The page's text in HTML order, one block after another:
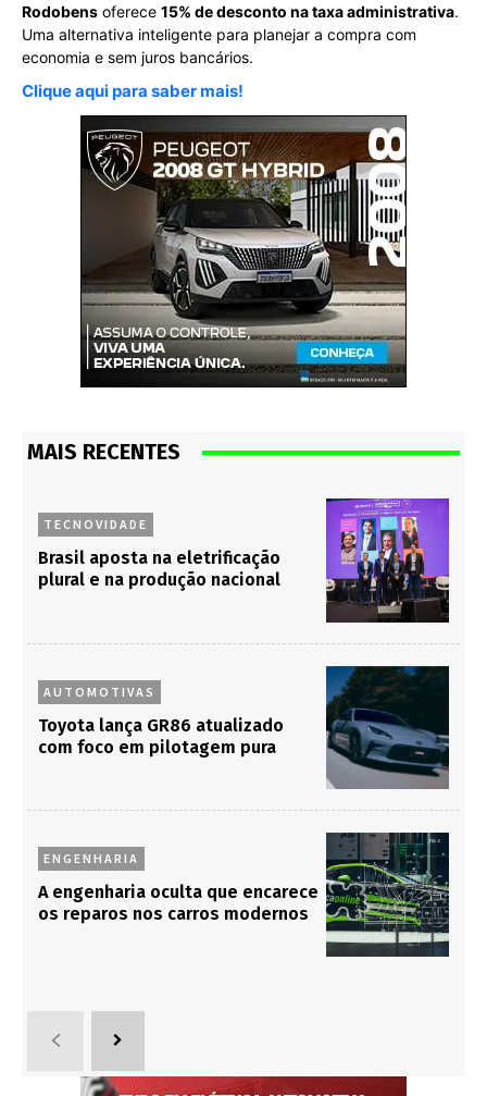
Rodobens oferece 15% de desconto na taxa administrativa.
Uma alternativa inteligente para planejar a compra com
economia e sem juros bancários.
Clique aqui para saber mais!
MAIS RECENTES
TECNOVIDADE
Brasil aposta na eletrificação
plural e na produção nacional
AUTOMOTIVAS
Toyota lança GR86 atualizado
com foco em pilotagem pura
ENGENHARIA
A engenharia oculta que encarece
os reparos nos carros modernos